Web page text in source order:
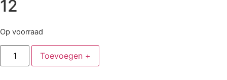
12
Op voorraad
Toevoegen +